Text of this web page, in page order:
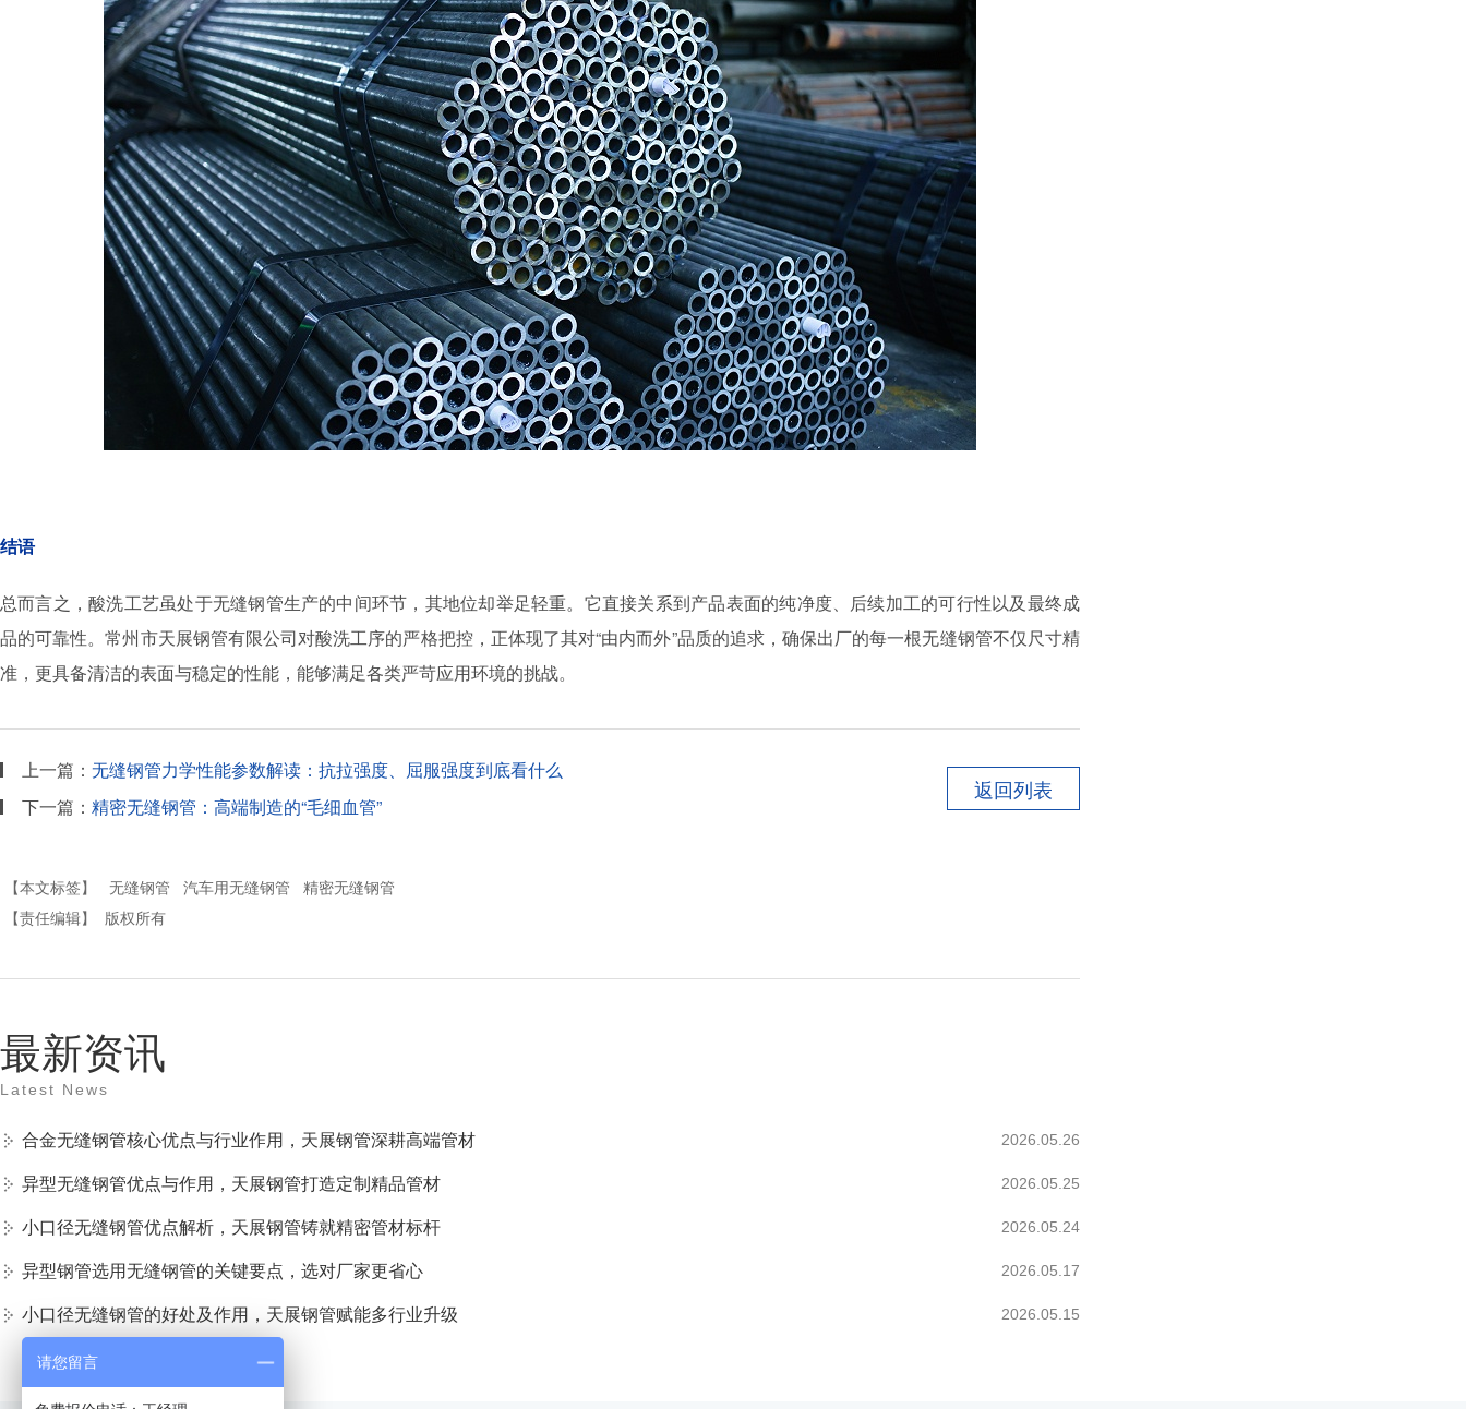
结语
总而言之，酸洗工艺虽处于无缝钢管生产的中间环节，其地位却举足轻重。它直接关系到产品表面的纯净度、后续加工的可行性以及最终成
品的可靠性。常州市天展钢管有限公司对酸洗工序的严格把控，正体现了其对“由内而外”品质的追求，确保出厂的每一根无缝钢管不仅尺寸精
准，更具备清洁的表面与稳定的性能，能够满足各类严苛应用环境的挑战。
上一篇： 无缝钢管力学性能参数解读：抗拉强度、屈服强度到底看什么
下一篇： 精密无缝钢管：高端制造的“毛细血管”
返回列表
【本文标签】 无缝钢管 汽车用无缝钢管
精密无缝钢管
【责任编辑】
版权所有
最新资讯
Latest News
合金无缝钢管核心优点与行业作用，天展钢管深耕高端管材 2026.05.26
异型无缝钢管优点与作用，天展钢管打造定制精品管材 2026.05.25
小口径无缝钢管优点解析，天展钢管铸就精密管材标杆 2026.05.24
异型钢管选用无缝钢管的关键要点，选对厂家更省心 2026.05.17
小口径无缝钢管的好处及作用，天展钢管赋能多行业升级 2026.05.15
请您留言